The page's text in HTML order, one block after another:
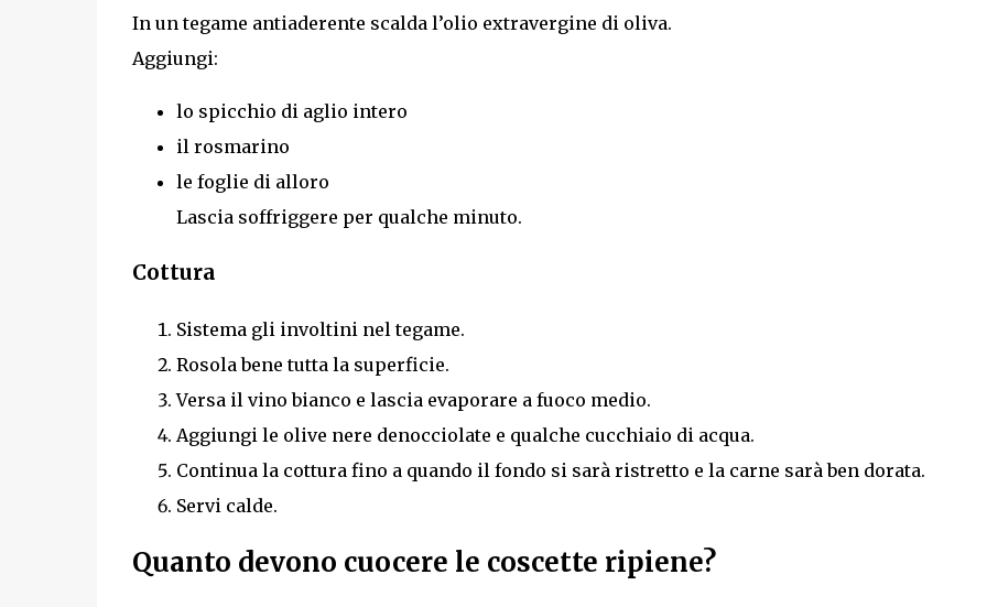
In un tegame antiaderente scalda l’olio extravergine di oliva.
Aggiungi:
lo spicchio di aglio intero
il rosmarino
le foglie di alloro
Lascia soffriggere per qualche minuto.
Cottura
Sistema gli involtini nel tegame.
Rosola bene tutta la superficie.
Versa il vino bianco e lascia evaporare a fuoco medio.
Aggiungi le olive nere denocciolate e qualche cucchiaio di acqua.
Continua la cottura fino a quando il fondo si sarà ristretto e la carne sarà ben dorata.
Servi calde.
Quanto devono cuocere le coscette ripiene?